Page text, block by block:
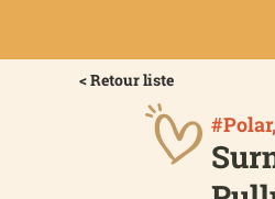
< Retour liste